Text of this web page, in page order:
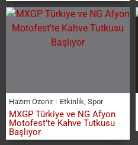
Hazım Özenir Etkinlik, Spor
MXGP Türkiye ve NG Afyon
Motofest’te Kahve Tutkusu
Başlıyor